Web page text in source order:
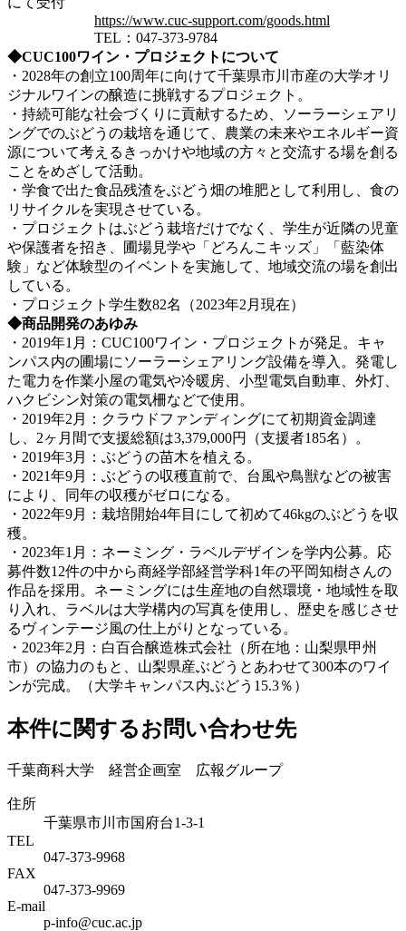
https://www.cuc-support.com/goods.html
TEL：047-373-9784
◆CUC100ワイン・プロジェクトについて
・2028年の創立100周年に向けて千葉県市川市産の大学オリ
ジナルワインの醸造に挑戦するプロジェクト。
・持続可能な社会づくりに貢献するため、ソーラーシェアリ
ングでのぶどうの栽培を通じて、農業の未来やエネルギー資
源について考えるきっかけや地域の方々と交流する場を創る
ことをめざして活動。
・学食で出た食品残渣をぶどう畑の堆肥として利用し、食の
リサイクルを実現させている。
・プロジェクトはぶどう栽培だけでなく、学生が近隣の児童
や保護者を招き、圃場見学や「どろんこキッズ」「藍染体
験」など体験型のイベントを実施して、地域交流の場を創出
している。
・プロジェクト学生数82名（2023年2月現在）
◆商品開発のあゆみ
・2019年1月：CUC100ワイン・プロジェクトが発足。キャ
ンパス内の圃場にソーラーシェアリング設備を導入。発電し
た電力を作業小屋の電気や冷暖房、小型電気自動車、外灯、
ハクビシン対策の電気柵などで使用。
・2019年2月：クラウドファンディングにて初期資金調達
し、2ヶ月間で支援総額は3,379,000円（支援者185名）。
・2019年3月：ぶどうの苗木を植える。
・2021年9月：ぶどうの収穫直前で、台風や鳥獣などの被害
により、同年の収穫がゼロになる。
・2022年9月：栽培開始4年目にして初めて46kgのぶどうを収
穫。
・2023年1月：ネーミング・ラベルデザインを学内公募。応
募件数12件の中から商経学部経営学科1年の平岡知樹さんの
作品を採用。ネーミングには生産地の自然環境・地域性を取
り入れ、ラベルは大学構内の写真を使用し、歴史を感じさせ
るヴィンテージ風の仕上がりとなっている。
・2023年2月：白百合醸造株式会社（所在地：山梨県甲州
市）の協力のもと、山梨県産ぶどうとあわせて300本のワイ
ンが完成。（大学キャンパス内ぶどう15.3％）
本件に関するお問い合わせ先
千葉商科大学 経営企画室 広報グループ
住所
千葉県市川市国府台1-3-1
TEL
047-373-9968
FAX
047-373-9969
E-mail
p-info@cuc.ac.jp